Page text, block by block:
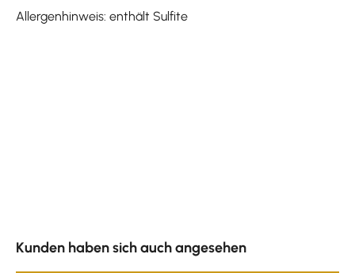
Allergenhinweis: enthält Sulfite
Kunden haben sich auch angesehen